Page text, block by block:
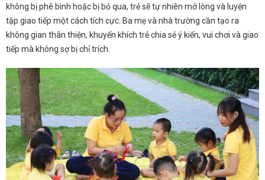
không bị phê bình hoặc bị bỏ qua, trẻ sẽ tự nhiên mở lòng và luyện
tập giao tiếp một cách tích cực. Ba mẹ và nhà trường cần tạo ra
không gian thân thiện, khuyến khích trẻ chia sẻ ý kiến, vui chơi và giao
tiếp mà không sợ bị chỉ trích.